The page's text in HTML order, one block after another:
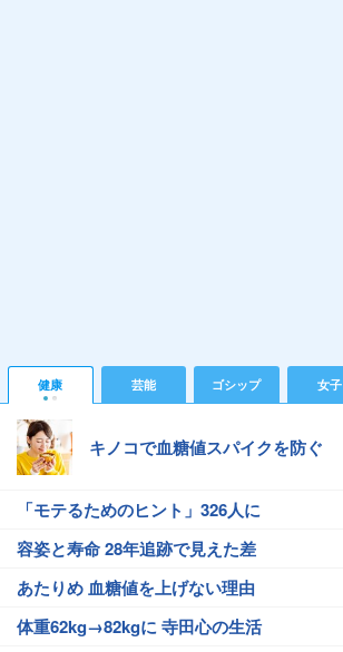
健康 芸能 ゴシップ 女子
キノコで血糖値スパイクを防ぐ
「モテるためのヒント」326人に
容姿と寿命 28年追跡で見えた差
あたりめ 血糖値を上げない理由
体重62kg→82kgに 寺田心の生活